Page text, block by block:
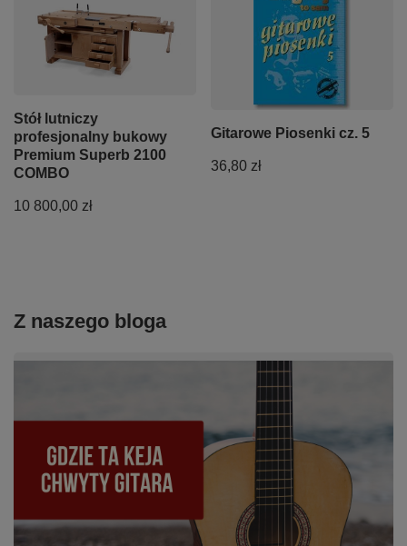
Stół lutniczy
profesjonalny bukowy
Premium Superb 2100
COMBO
10 800,00 zł
Gitarowe Piosenki cz. 5
36,80 zł
Z naszego bloga